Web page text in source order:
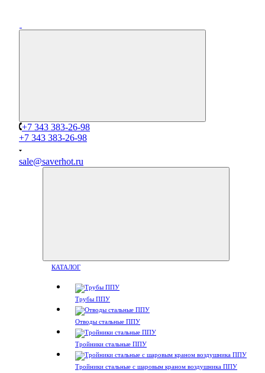
+7 343 383-26-98
+7 343 383-26-98
sale@saverhot.ru
КАТАЛОГ
Трубы ППУ
Отводы стальные ППУ
Тройники стальные ППУ
Тройники стальные с шаровым краном воздушника ППУ